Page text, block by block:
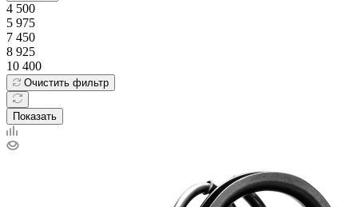
4 500
5 975
7 450
8 925
10 400
Очистить фильтр
Показать